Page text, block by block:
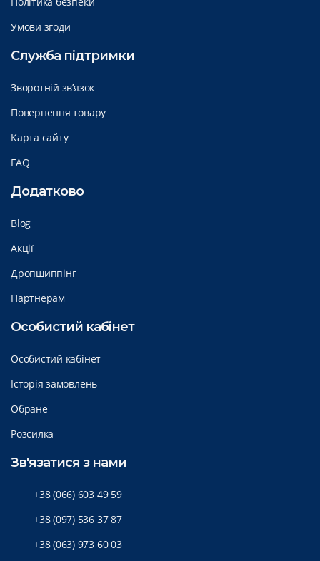
Умови згоди
Служба підтримки
Зворотній зв’язок
Повернення товару
Карта сайту
FAQ
Додатково
Blog
Акції
Дропшиппінг
Партнерам
Особистий кабінет
Особистий кабінет
Історія замовлень
Обране
Розсилка
Зв'язатися з нами
+38 (066) 603 49 59
+38 (097) 536 37 87
+38 (063) 973 60 03